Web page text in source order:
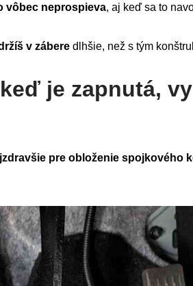
vôbec neprospieva, aj keď sa to
v zábere dlhšie, než s tým
je zapnutá,
pre obloženie spojkového